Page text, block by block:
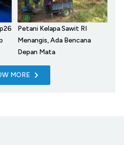
Petani Kelapa Sawit RI
Menangis, Ada Bencana
Depan Mata
MORE